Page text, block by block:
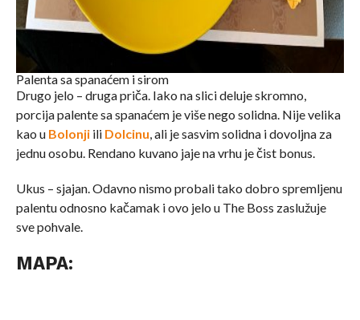
Palenta sa spanaćem i sirom
Drugo jelo – druga priča. Iako na slici deluje skromno,
porcija palente sa spanaćem je više nego solidna. Nije velika
kao u Bolonjiili Dolcinu , ali je sasvim solidna i dovoljna za
jednu osobu. Rendano kuvano jaje na vrhu je čist bonus.
Ukus – sjajan. Odavno nismo probali tako dobro spremljenu
palentu odnosno kačamak i ovo jelo u The Boss zaslužuje
sve pohvale.
MAPA: